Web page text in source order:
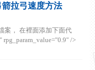
拉弓速度方法
案， 在裡面添加下面代
rpg_param_value="0.9" />